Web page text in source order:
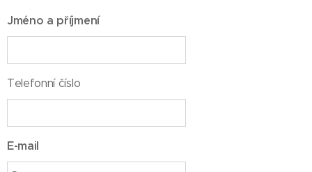
Jméno a příjmení
Telefonní číslo
E-mail